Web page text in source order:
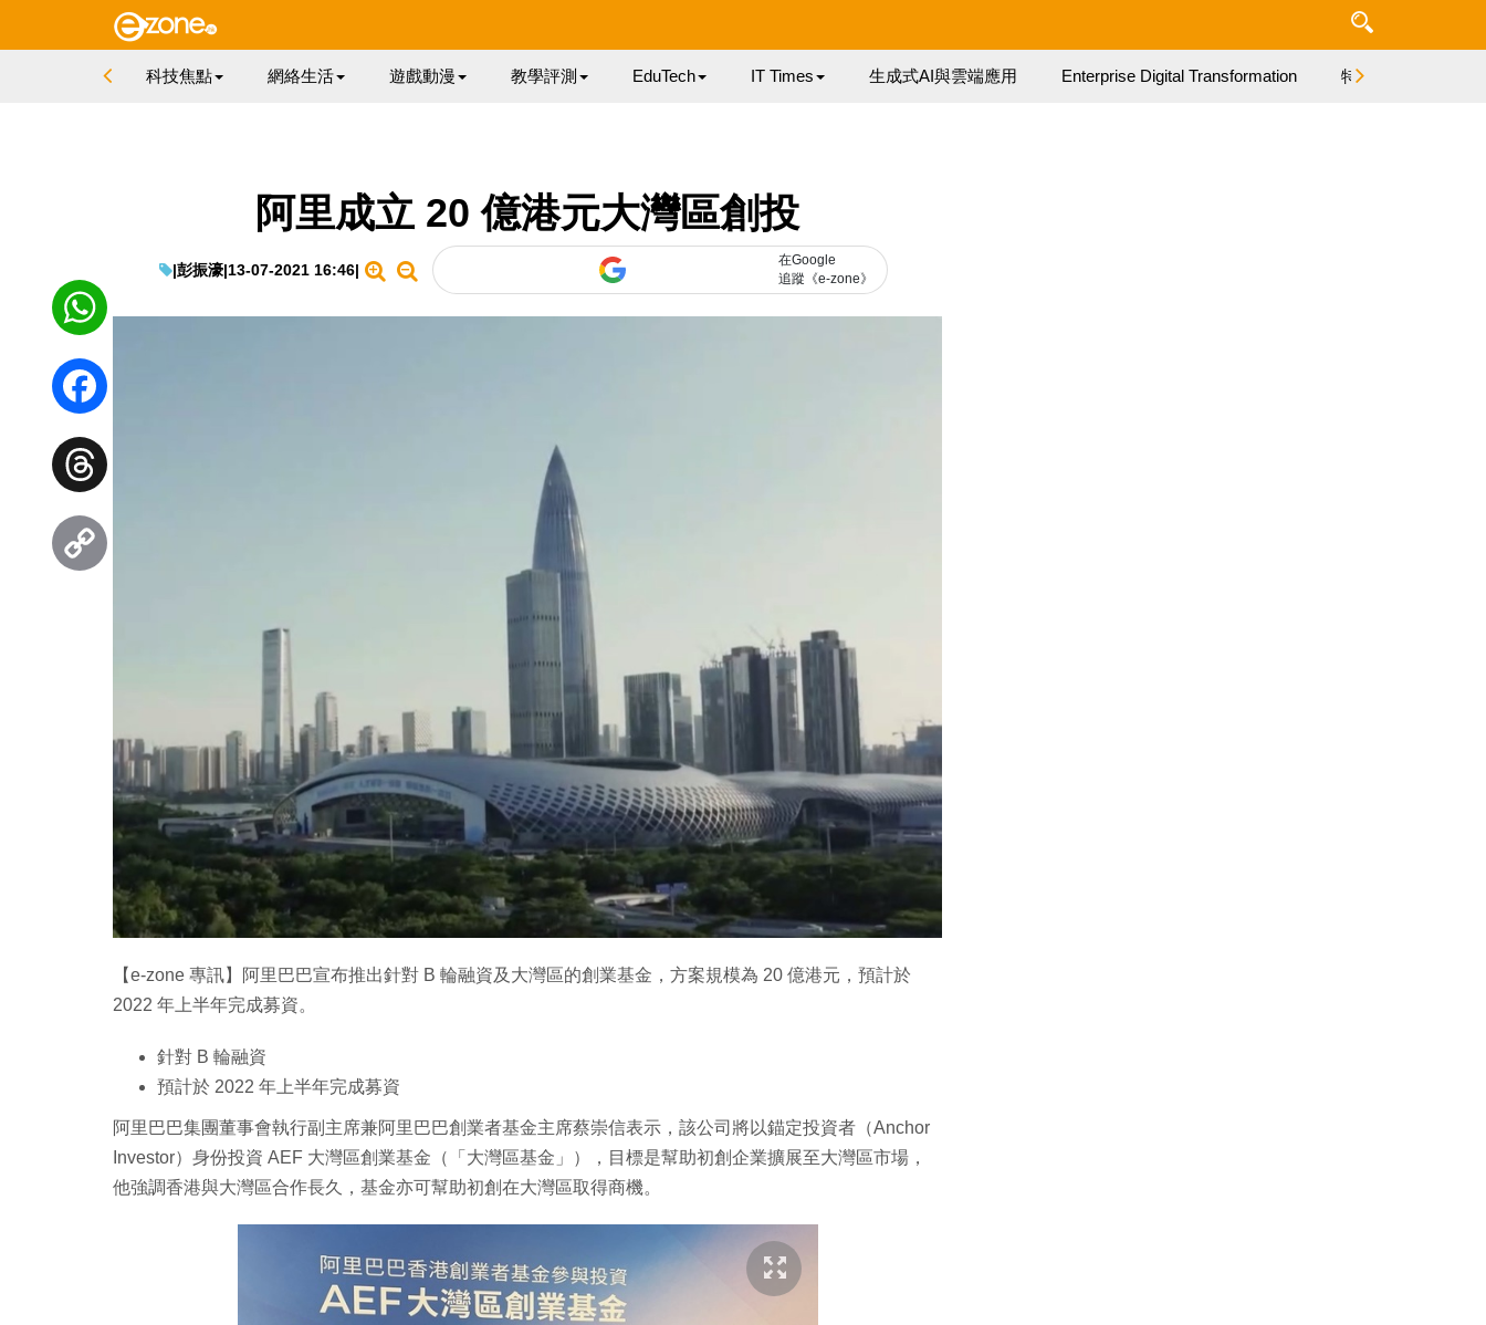
科技焦點 網絡生活 遊戲動漫 教學評測 EduTech IT Times 生成式AI與雲端應用 Enterprise Digital Transformation 特集
阿里成立 20 億港元大灣區創投
|彭振濠|13-07-2021 16:46|
在Google
追蹤《e-zone》
【e-zone 專訊】阿里巴巴宣布推出針對 B 輪融資及大灣區的創業基金，方案規模為 20 億港元，預計於
2022 年上半年完成募資。
針對 B 輪融資
預計於 2022 年上半年完成募資
阿里巴巴集團董事會執行副主席兼阿里巴巴創業者基金主席蔡崇信表示，該公司將以錨定投資者（Anchor
Investor）身份投資 AEF 大灣區創業基金（「大灣區基金」），目標是幫助初創企業擴展至大灣區市場，
他強調香港與大灣區合作長久，基金亦可幫助初創在大灣區取得商機。
WhatsApp
Facebook
Threads